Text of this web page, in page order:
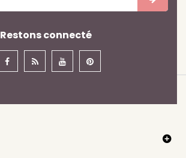
Restons connecté